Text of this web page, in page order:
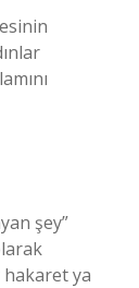
şey”
hakaret ya